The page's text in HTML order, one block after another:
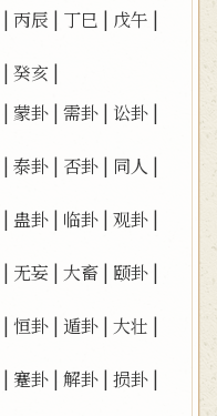
|丙辰 | 丁巳 | 戊午 |
|癸亥 |
|蒙卦 |需卦 | 讼卦 |
|泰卦 | 否卦 | 同人 |
| 蛊卦 | 临卦 |观卦 |
| 无妄 |大畜 | 颐卦 |
|恒卦 |遁卦 |大壮 |
| 蹇卦 |解卦 |损卦 |